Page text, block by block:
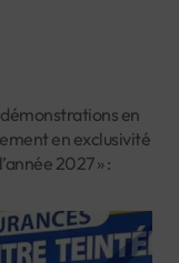
en
en exclusivité
2027 » :